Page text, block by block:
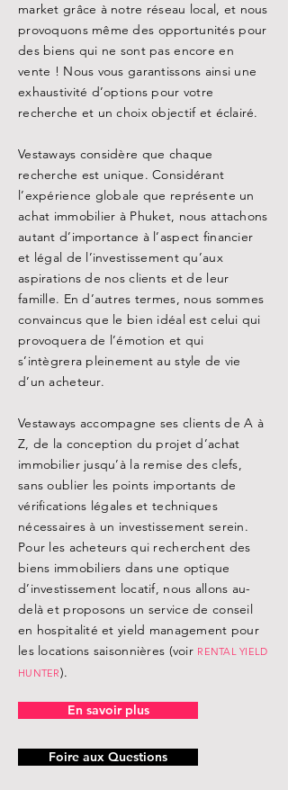
market grâce à notre réseau local, et nous
provoquons même des opportunités pour
des biens qui ne sont pas encore en
vente ! Nous vous garantissons ainsi une
exhaustivité d’options pour votre
recherche et un choix objectif et éclairé.
Vestaways considère que chaque
recherche est unique. Considérant
l’expérience globale que représente un
achat immobilier à Phuket, nous attachons
autant d’importance à l’aspect financier
et légal de l’investissement qu’aux
aspirations de nos clients et de leur
famille. En d’autres termes, nous sommes
convaincus que le bien idéal est celui qui
provoquera de l’émotion et qui
s’intègrera pleinement au style de vie
d’un acheteur.
Vestaways accompagne ses clients de A à
Z, de la conception du projet d’achat
immobilier jusqu’à la remise des clefs,
sans oublier les points importants de
vérifications légales et techniques
nécessaires à un investissement serein.
Pour les acheteurs qui recherchent des
biens immobiliers dans une optique
d’investissement locatif, nous allons au-
delà et proposons un service de conseil
en hospitalité et yield management pour
les locations saisonnières (voir RENTAL YIELD
HUNTER).
En savoir plus
Foire aux Questions